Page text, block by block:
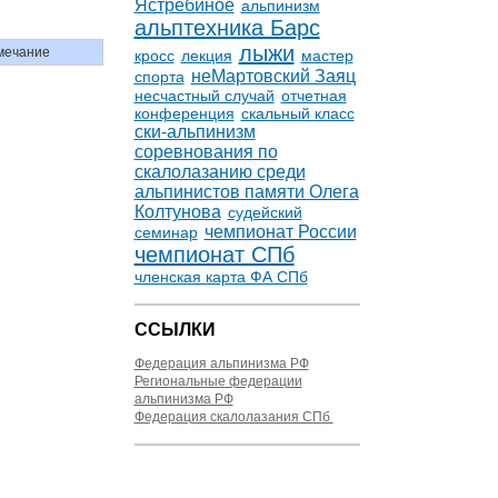
Ястребиное альпинизм
альптехника Барс
кросс лекция лыжи мастер
спорта неМартовский Заяц
несчастный случай отчетная
конференция скальный класс
ски-альпинизм
соревнования по
скалолазанию среди
альпинистов памяти Олега
Колтунова судейский
семинар чемпионат России
чемпионат СПб
членская карта ФА СПб
ССЫЛКИ
Федерация альпинизма РФ
Региональные федерации
альпинизма РФ
Федерация скалолазания СПб